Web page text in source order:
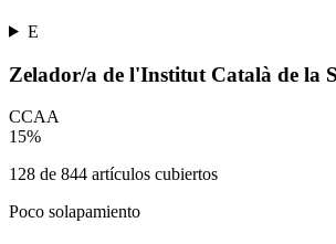
E
Zelador/a de l'Institut Català de la
CCAA
15%
128 de 844 artículos cubiertos
Poco solapamiento